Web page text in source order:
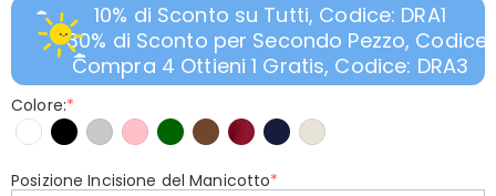
10% di Sconto su Tutti, Codice: DRA1
30% di Sconto per Secondo Pezzo, Codice:
Compra 4 Ottieni 1 Gratis, Codice: DRA3
Colore:*
Posizione Incisione del Manicotto*